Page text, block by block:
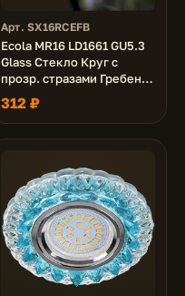
Арт. SX16RCEFB
Ecola MR16 LD1661 GU5.3
Glass Стекло Круг с
прозр. стразами Гребенка
с подсветкой/фон черн./
центр.часть хром 42x95
312 ₽